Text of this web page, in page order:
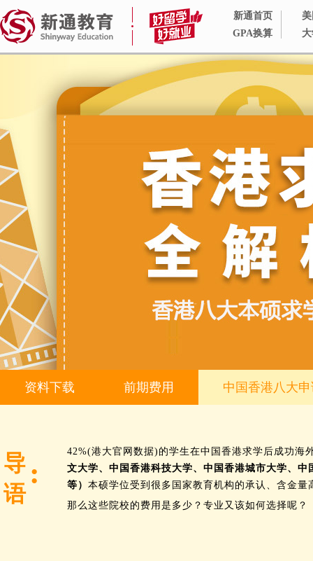
新通首页
GPA换算
资料下载 前期费用 中国香港八大
导
语
42%(港大官网数据)的学生在中国香港求学后成功海
文大学、中国香港科技大学、中国香港城市大学、
等） 本硕学位受到很多国家教育机构的承认、含金量
那么这些院校的费用是多少？专业又该如何选择呢？